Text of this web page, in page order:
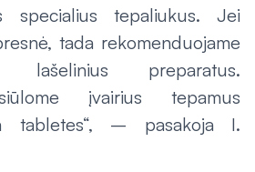
specialius tepaliukus. Jei
tada rekomenduojame
preparatus.
įvairius tepamus
tabletes“, – pasakoja I.